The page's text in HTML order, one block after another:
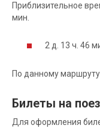
Приблизительное
мин.
2 д. 13 ч. 46
По данному маршруту
Билеты на
Для оформления